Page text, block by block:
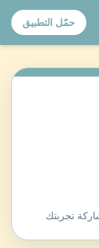
حمّل التطبيق